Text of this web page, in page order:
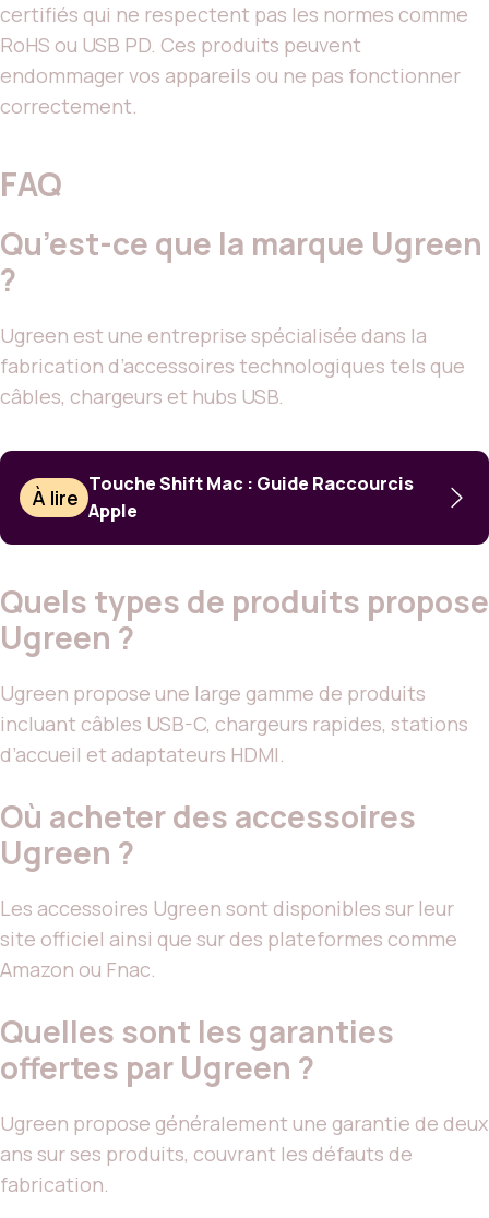
certifiés qui ne respectent pas les normes comme
RoHS ou USB PD. Ces produits peuvent
endommager vos appareils ou ne pas fonctionner
correctement.
FAQ
Qu’est-ce que la marque Ugreen
?
Ugreen est une entreprise spécialisée dans la
fabrication d’accessoires technologiques tels que
câbles, chargeurs et hubs USB.
À lire
Touche Shift Mac : Guide Raccourcis
Apple
Quels types de produits propose
Ugreen ?
Ugreen propose une large gamme de produits
incluant câbles USB-C, chargeurs rapides, stations
d’accueil et adaptateurs HDMI.
Où acheter des accessoires
Ugreen ?
Les accessoires Ugreen sont disponibles sur leur
site officiel ainsi que sur des plateformes comme
Amazon ou Fnac.
Quelles sont les garanties
offertes par Ugreen ?
Ugreen propose généralement une garantie de deux
ans sur ses produits, couvrant les défauts de
fabrication.